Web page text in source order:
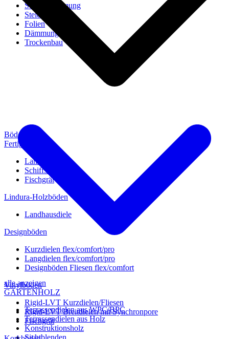
Steico Dämmung
Steico Zubehör
Folien
Dämmung
Trockenbau
alle anzeigen
GARTENHOLZ
Terrassendielen aus WPC/BPC
Terrassendielen aus Holz
Konstruktionsholz
Sichtblenden
Böden
Fertigparkett
Landhausdiele
Schiffsboden
Fischgrät
Lindura-Holzböden
Landhausdiele
Designböden
Kurzdielen flex/comfort/pro
Langdielen flex/comfort/pro
Designböden Fliesen flex/comfort
Vinylböden
Rigid-LVT Kurzdielen/Fliesen
Rigid-LVT Breitdielen mit Synchronpore
Fischgrät